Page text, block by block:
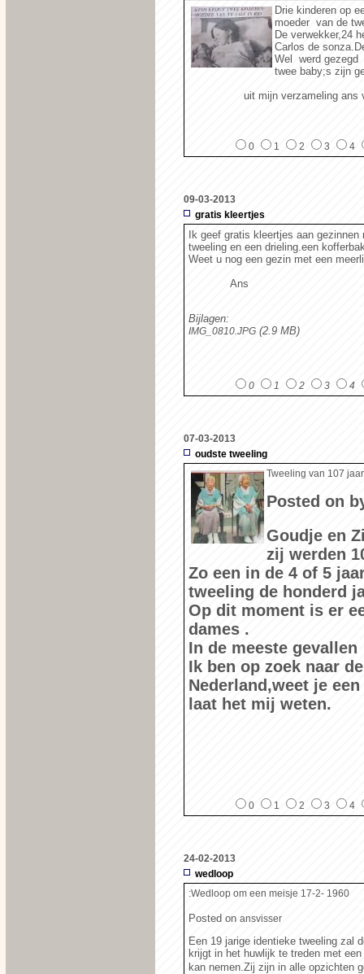
Drie kinderen op
moeder van de
De verwekker,24
Carlos de
Wel werd gezegd
twee baby;s zijn
uit mijn verzameling ans
0 1 2 3 4
09-03-2013
gratis kleertjes
Ik geef gratis kleertjes aan
tweeling en een drieling.een
Weet u nog een gezin met een
Ans
Bijlagen:
IMG_0810.JPG (2.9 MB)
0 1 2 3 4
07-03-2013
oudste tweeling
Tweeling van 107 jaar
Posted on
Goudje en
zij werden
Zo een in de 4 of 5
tweeling de honderd
Op dit moment is er
dames .
In de meeste
Ik ben op zoek naar
Nederland,weet je
laat het mij weten.
0 1 2 3 4
24-02-2013
wedloop
:Wedloop om een meisje 17-2- 1960
Posted on ansvisser
Een 19 jarige identieke tweeling zal
krijgt in het huwlijk te treden met
kan nemen.Zij zijn in alle opzichten